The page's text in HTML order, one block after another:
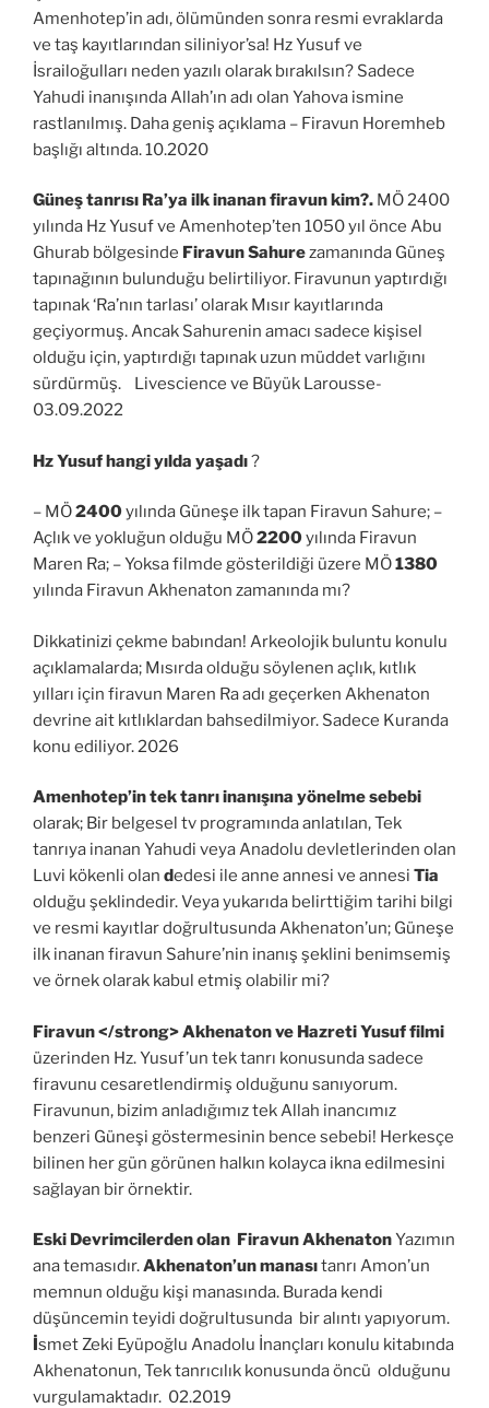
Amenhotep’in adı, ölümünden sonra resmi evraklarda
ve taş kayıtlarından siliniyor’sa! Hz Yusuf ve
İsrailoğulları neden yazılı olarak bırakılsın? Sadece
Yahudi inanışında Allah’ın adı olan Yahova ismine
rastlanılmış. Daha geniş açıklama – Firavun Horemheb
başlığı altında. 10.2020
Güneş tanrısı Ra’ya ilk inanan firavun kim?. MÖ 2400
yılında Hz Yusuf ve Amenhotep’ten 1050 yıl önce Abu
Ghurab bölgesinde Firavun Sahurezamanında Güneş
tapınağının bulunduğu belirtiliyor. Firavunun yaptırdığı
tapınak ‘Ra’nın tarlası’ olarak Mısır kayıtlarında
geçiyormuş. Ancak Sahurenin amacı sadece kişisel
olduğu için, yaptırdığı tapınak uzun müddet varlığını
sürdürmüş. Livescience ve Büyük Larousse-
03.09.2022
Hz Yusuf hangi yılda yaşadı?
– MÖ2400yılında Güneşe ilk tapan Firavun Sahure; –
Açlık ve yokluğun olduğu MÖ2200yılında Firavun
Maren Ra; – Yoksa filmde gösterildiği üzere MÖ1380
yılında Firavun Akhenaton zamanında mı?
Dikkatinizi çekme babından! Arkeolojik buluntu konulu
açıklamalarda; Mısırda olduğu söylenen açlık, kıtlık
yılları için firavun Maren Ra adı geçerken Akhenaton
devrine ait kıtlıklardan bahsedilmiyor. Sadece Kuranda
konu ediliyor. 2026
Amenhotep’in tek tanrı inanışına yönelme sebebi
olarak; Bir belgesel tv programında anlatılan, Tek
tanrıya inanan Yahudi veya Anadolu devletlerinden olan
Luvi kökenli olan dedesi ile anne annesi ve annesi Tia
olduğu şeklindedir. Veya yukarıda belirttiğim tarihi bilgi
ve resmi kayıtlar doğrultusunda Akhenaton’un; Güneşe
ilk inanan firavun Sahure’nin inanış şeklini benimsemiş
ve örnek olarak kabul etmiş olabilir mi?
Firavun </strong> Akhenaton ve Hazreti Yusuf filmi
üzerinden Hz. Yusuf’un tek tanrı konusunda sadece
firavunu cesaretlendirmiş olduğunu sanıyorum.
Firavunun, bizim anladığımız tek Allah inancımız
benzeri Güneşi göstermesinin bence sebebi! Herkesçe
bilinen her gün görünen halkın kolayca ikna edilmesini
sağlayan bir örnektir.
Eski Devrimcilerden olan Firavun AkhenatonYazımın
ana temasıdır.Akhenaton’un manasıtanrı Amon’un
memnun olduğu kişi manasında. Burada kendi
düşüncemin teyidi doğrultusunda bir alıntı yapıyorum.
İsmet Zeki Eyüpoğlu Anadolu İnançları konulu kitabında
Akhenatonun, Tek tanrıcılık konusunda öncü olduğunu
vurgulamaktadır. 02.2019